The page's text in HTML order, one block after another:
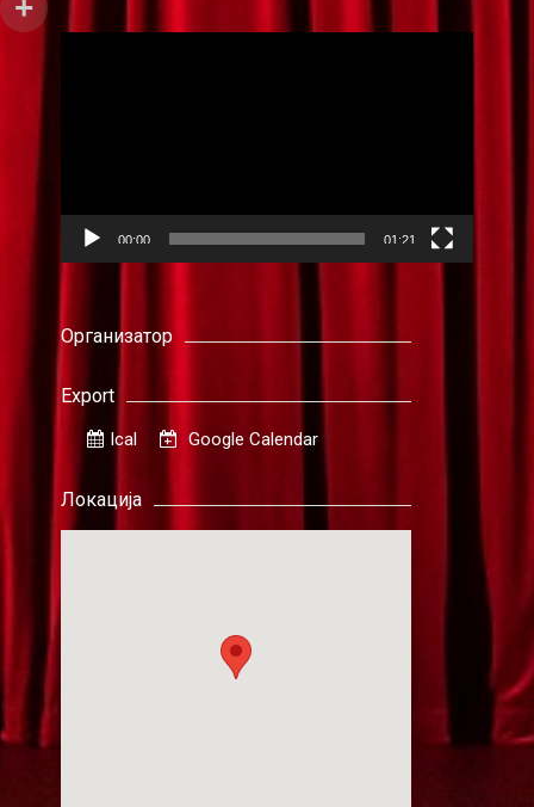
00:00 01:21
Организатор
Export
Ical Google Calendar
Локација